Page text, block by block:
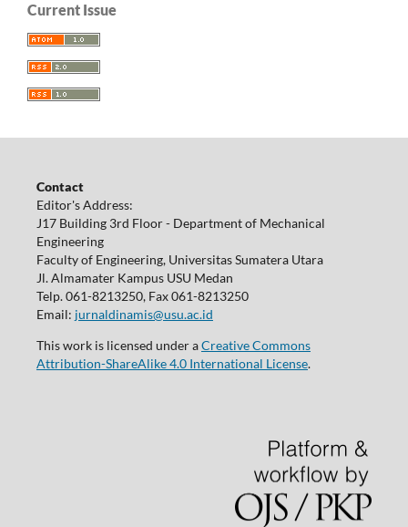
Current Issue
Contact
Editor's Address:
J17 Building 3rd Floor - Department of Mechanical
Engineering
Faculty of Engineering, Universitas Sumatera Utara
Jl. Almamater Kampus USU Medan
Telp. 061-8213250, Fax 061-8213250
Email: jurnaldinamis@usu.ac.id
This work is licensed under aCreative Commons
Attribution-ShareAlike 4.0 International License.